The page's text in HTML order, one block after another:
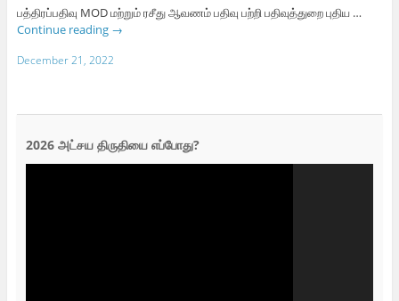
பத்திரப்பதிவு MOD மற்றும் ரசீது ஆவணம் பதிவு பற்றி பதிவுத்துறை புதிய …
Continue reading →
December 21, 2022
2026 அட்சய திருதியை எப்போது?